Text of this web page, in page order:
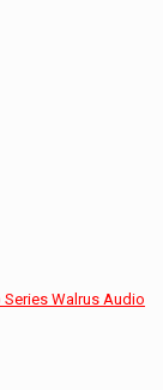
Walrus Audio